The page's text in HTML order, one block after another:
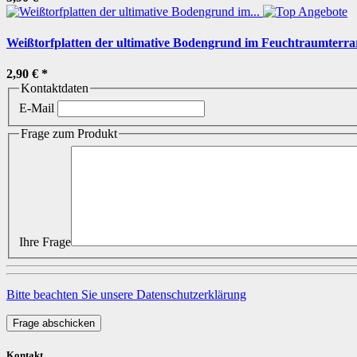
Weißtorfplatten der ultimative Bodengrund im
2,90 € *
Kontaktdaten
E-Mail
Frage zum Produkt
Ihre Frage
Bitte beachten Sie unsere Datenschutzerklärung
Frage abschicken